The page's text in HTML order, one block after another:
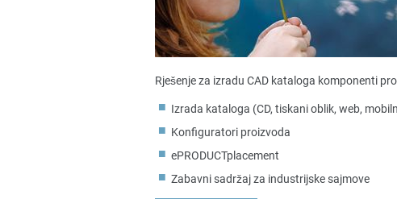
Rješenje za izradu CAD kataloga komponenti
Izrada kataloga (CD, tiskani oblik, web,
Konfiguratori proizvoda
ePRODUCTplacement
Zabavni sadržaj za industrijske sajmove